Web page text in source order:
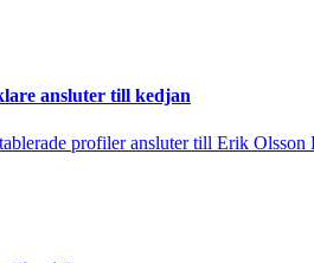
ansluter till kedjan
profiler ansluter till Erik